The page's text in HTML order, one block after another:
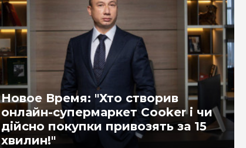
Новое Время: "Хто створив
онлайн-супермаркет Cooker і чи
дійсно покупки привозять за 15
хвилин!"